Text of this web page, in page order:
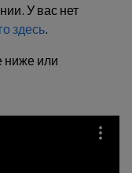
У вас нет
здесь.
ниже или